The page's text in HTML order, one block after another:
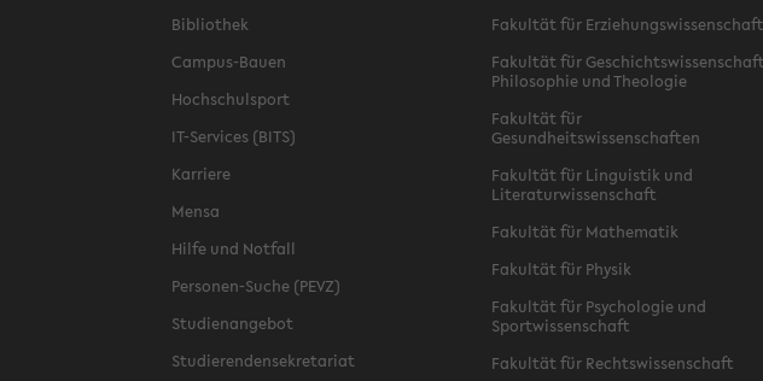
Bibliothek
Campus-Bauen
Hochschulsport
IT-Services (BITS)
Karriere
Mensa
Hilfe und Notfall
Personen-Suche (PEVZ)
Studienangebot
Studierendensekretariat
Fakultät für Erziehungswissenschaft
Fakultät für
Philosophie und Theologie
Fakultät für
Gesundheitswissenschaften
Fakultät für Linguistik und
Literaturwissenschaft
Fakultät für Mathematik
Fakultät für Physik
Fakultät für Psychologie und
Sportwissenschaft
Fakultät für Rechtswissenschaft